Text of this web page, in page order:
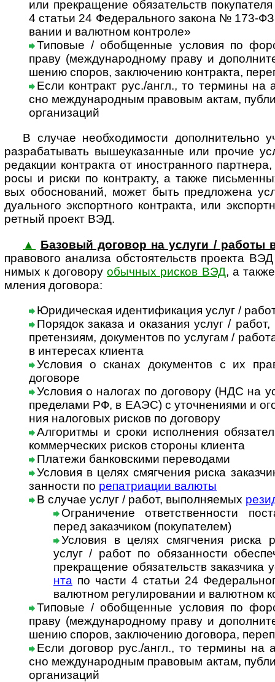
или пре­кра­ще­ние обя­за­тельств
4 ста­тьи 24 Феде­раль­ного закона № 173-
ва­нии и валют­ном кон­т­роле»
Типовые / обобщенные условия по
праву (меж­ду­на­род­ному праву и
ше­нию спо­ров, заклю­че­нию кон­т­ра­кта,
Если контракт рус./англ., то термины на
сно меж­ду­на­род­ным пра­во­вым актам,
орга­ни­за­ций
В случае необходимости дополнительно
разра­ба­ты­вать выше­ука­зан­ные или про­чие
редак­ции конт­ра­кта от ино­ст­ран­ного
росы и риски по кон­т­ра­кту, а также
вых обо­сно­ва­ний, может быть пред­ло­жена
дуа­ль­ного экс­порт­ного конт­ракта, или
рет­ный про­ект ВЭД.
▲
Базовый договор на услуги /
правового ана­лиза обсто­я­тельств про­екта
ни­мых к дого­воруобыч­ных рис­ков ВЭД, а
м­ле­ния дого­вора:
Юридическая идентификация услуг /
Порядок заказа и оказания услуг /
пре­тен­зиям, доку­мен­тов по услу­гам /
в инте­ре­сах кли­ента
Условия о сканах документов с их
договоре
Условия о налогах по договору (НДС на
пре­де­лами РФ, в ЕАЭС) с уточ­не­ни­ями и
ния нало­го­вых рис­ков по дого­вору
Алгоритмы и сроки исполнения
ком­мер­чес­ких рис­ков сто­роны кли­ента
Платежи банковскими переводами
Условия в целях смягчения риска
зан­ности по репат­риа­ции валюты
В случае услуг / работ, выполняемых
Огра­ни­че­ние ответ­ст­вен­но­сти
перед заказ­чи­ком (поку­па­те­лем)
Условия в целях смягчения риска
услуг / работ по обя­зан­но­сти
пре­кра­ще­ние обя­за­тельств заказ­чика
нта по части 4 ста­тьи 24
валют­ном регу­ли­ро­ва­нии и валют­ном
Типовые / обобщенные условия по
праву (меж­ду­на­род­ному праву и
ше­нию спо­ров, заклю­че­нию дого­вора,
Если договор рус./англ., то термины на
сно меж­ду­на­род­ным пра­во­вым актам,
орга­ни­за­ций